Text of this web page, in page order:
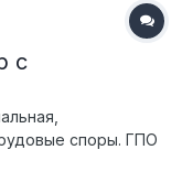
с
споры. ГПО